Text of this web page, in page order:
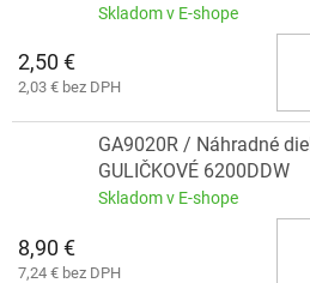
Skladom v E-shope
2,50 €
2,03 € bez DPH
GA9020R / Náhradné
GULIČKOVÉ 6200DDW
Skladom v E-shope
8,90 €
7,24 € bez DPH